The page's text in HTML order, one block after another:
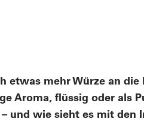
etwas mehr Würze an
Aroma, flüssig oder als
und wie sieht es mit den